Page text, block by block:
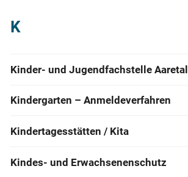
K
Kinder- und Jugendfachstelle Aaretal
Kindergarten – Anmeldeverfahren
Kindertagesstätten / Kita
Kindes- und Erwachsenenschutz